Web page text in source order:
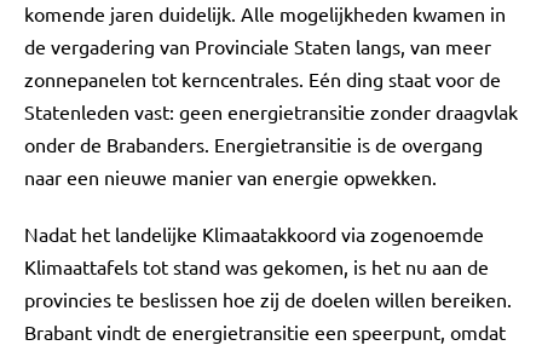
komende jaren duidelijk. Alle mogelijkheden kwamen in
de vergadering van Provinciale Staten langs, van meer
zonnepanelen tot kerncentrales. Eén ding staat voor de
Statenleden vast: geen energietransitie zonder draagvlak
onder de Brabanders. Energietransitie is de overgang
naar een nieuwe manier van energie opwekken.
Nadat het landelijke Klimaatakkoord via zogenoemde
Klimaattafels tot stand was gekomen, is het nu aan de
provincies te beslissen hoe zij de doelen willen bereiken.
Brabant vindt de energietransitie een speerpunt, omdat